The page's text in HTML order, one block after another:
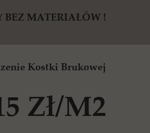
BEZ MATERIAŁÓW !
Kostki Brukowej
Zł/m2